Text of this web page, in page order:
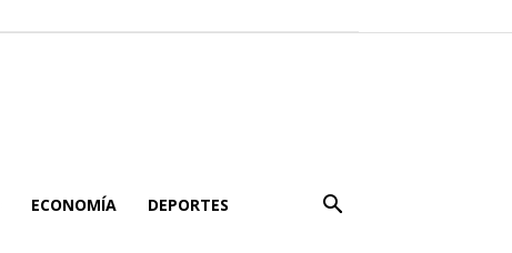
ECONOMÍA DEPORTES